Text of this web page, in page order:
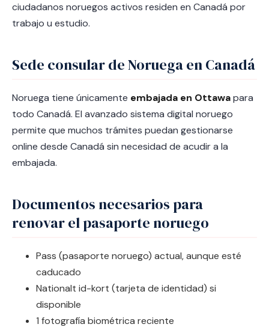
ciudadanos noruegos activos residen en Canadá por
trabajo u estudio.
Sede consular de Noruega en Canadá
Noruega tiene únicamente embajada en Ottawapara
todo Canadá. El avanzado sistema digital noruego
permite que muchos trámites puedan gestionarse
online desde Canadá sin necesidad de acudir a la
embajada.
Documentos necesarios para
renovar el pasaporte noruego
Pass (pasaporte noruego) actual, aunque esté
caducado
Nationalt id-kort (tarjeta de identidad) si
disponible
1 fotografía biométrica reciente